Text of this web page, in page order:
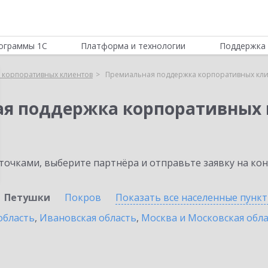
1С Платформа и технологии Поддержка
клиентов Премиальная поддержка корпоративных
поддержка корпоративных
выберите партнёра и отправьте заявку на
Петушки Покров Показать все населенные
, Ивановская область, Москва и Московская